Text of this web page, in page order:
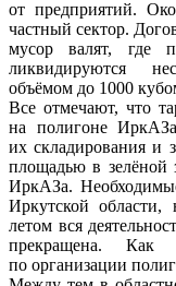
от предприятий.
частный сектор.
мусор валят, где
ликвидируются
объёмом до 1000
Все отмечают, что
на полигоне
их складирования и
площадью в зелёной
ИркАЗа.
Иркутской
летом вся
прекращена.
по организации